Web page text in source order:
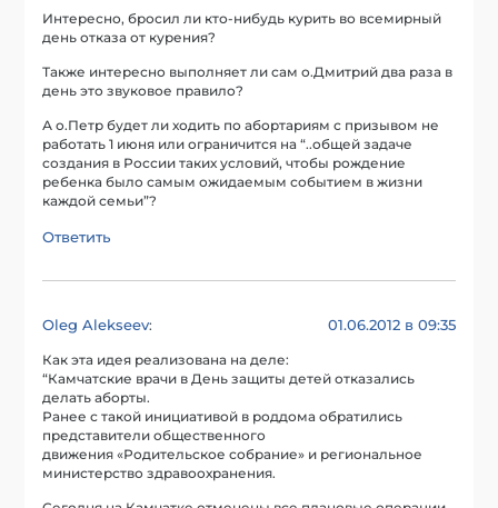
Интересно, бросил ли кто-нибудь курить во всемирный
день отказа от курения?
Также интересно выполняет ли сам о.Дмитрий два раза в
день это звуковое правило?
А о.Петр будет ли ходить по абортариям с призывом не
работать 1 июня или ограничится на “..общей задаче
создания в России таких условий, чтобы рождение
ребенка было самым ожидаемым событием в жизни
каждой семьи”?
Ответить
Oleg Alekseev: 01.06.2012 в 09:35
Как эта идея реализована на деле:
“Камчатские врачи в День защиты детей отказались
делать аборты.
Ранее с такой инициативой в роддома обратились
представители общественного
движения «Родительское собрание» и региональное
министерство здравоохранения.